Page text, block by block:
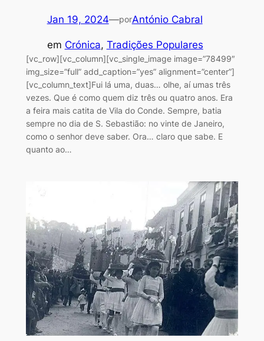
Jan 19, 2024—porAntónio Cabral
em Crónica, Tradições Populares
[vc_row][vc_column][vc_single_image image=”78499″
img_size=”full” add_caption=”yes” alignment=”center”]
[vc_column_text]Fui lá uma, duas… olhe, aí umas três
vezes. Que é como quem diz três ou quatro anos. Era
a feira mais catita de Vila do Conde. Sempre, batia
sempre no dia de S. Sebastião: no vinte de Janeiro,
como o senhor deve saber. Ora… claro que sabe. E
quanto ao…